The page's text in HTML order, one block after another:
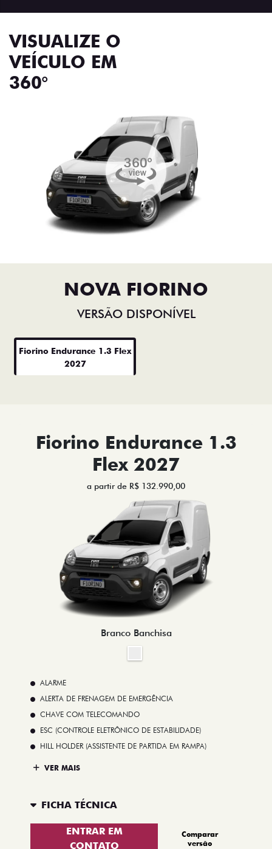
VISUALIZE O
VEÍCULO EM
360°
NOVA FIORINO
VERSÃO DISPONÍVEL
Fiorino Endurance 1.3 Flex
2027
Fiorino Endurance 1.3
Flex 2027
a partir de R$ 132.990,00
Branco Banchisa
ALARME
ALERTA DE FRENAGEM DE EMERGÊNCIA
CHAVE COM TELECOMANDO
ESC (CONTROLE ELETRÔNICO DE ESTABILIDADE)
HILL HOLDER (ASSISTENTE DE PARTIDA EM RAMPA)
VER MAIS
FICHA TÉCNICA
ENTRAR EM
CONTATO
Comparar
versão